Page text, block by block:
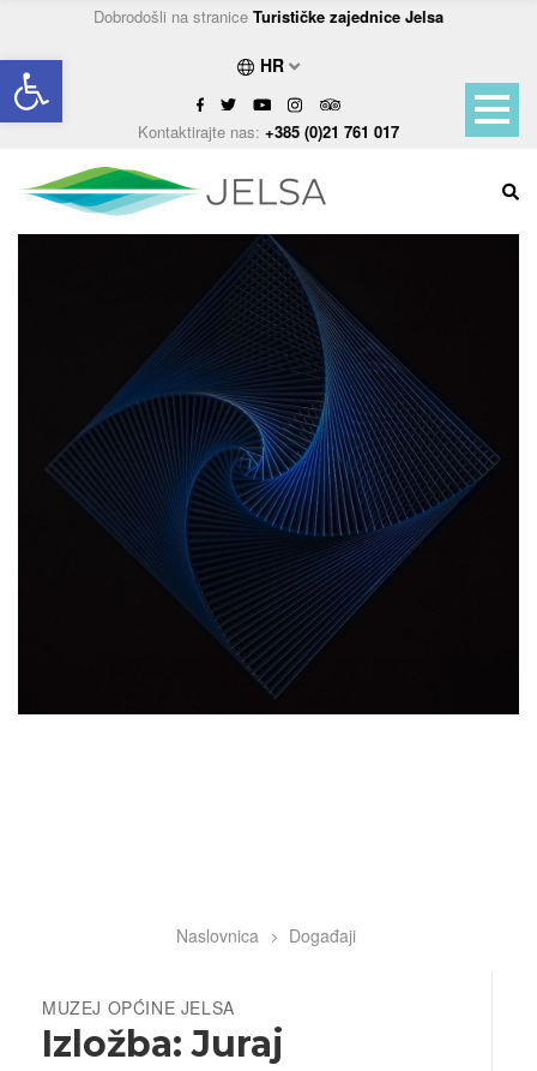
Open toolbar
Dobrodošli na stranice Turističke zajednice Jelsa
HR
Kontaktirajte nas: +385 (0)21 761 017
BreadcrumbNaslovnica Događaji
MUZEJ OPĆINE JELSA
Izložba: Juraj